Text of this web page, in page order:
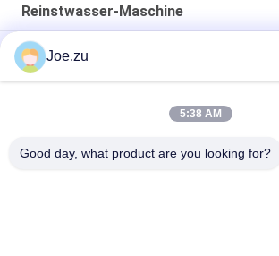
Reinstwasser-Maschine
2000L/h Ultrareine Wassermaschine zur
EDI-Reinigungssystem für die
Industriewasserfiltermaschine 1500l/h
Joe.zu
5:38 AM
Good day, what product are you looking for?